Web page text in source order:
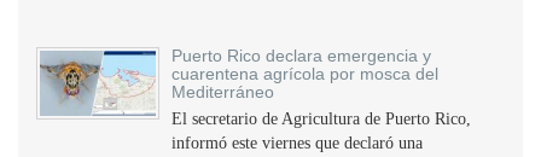
Puerto Rico declara emergencia y
cuarentena agrícola por mosca del
Mediterráneo
El secretario de Agricultura de Puerto Rico,
informó este viernes que declaró una